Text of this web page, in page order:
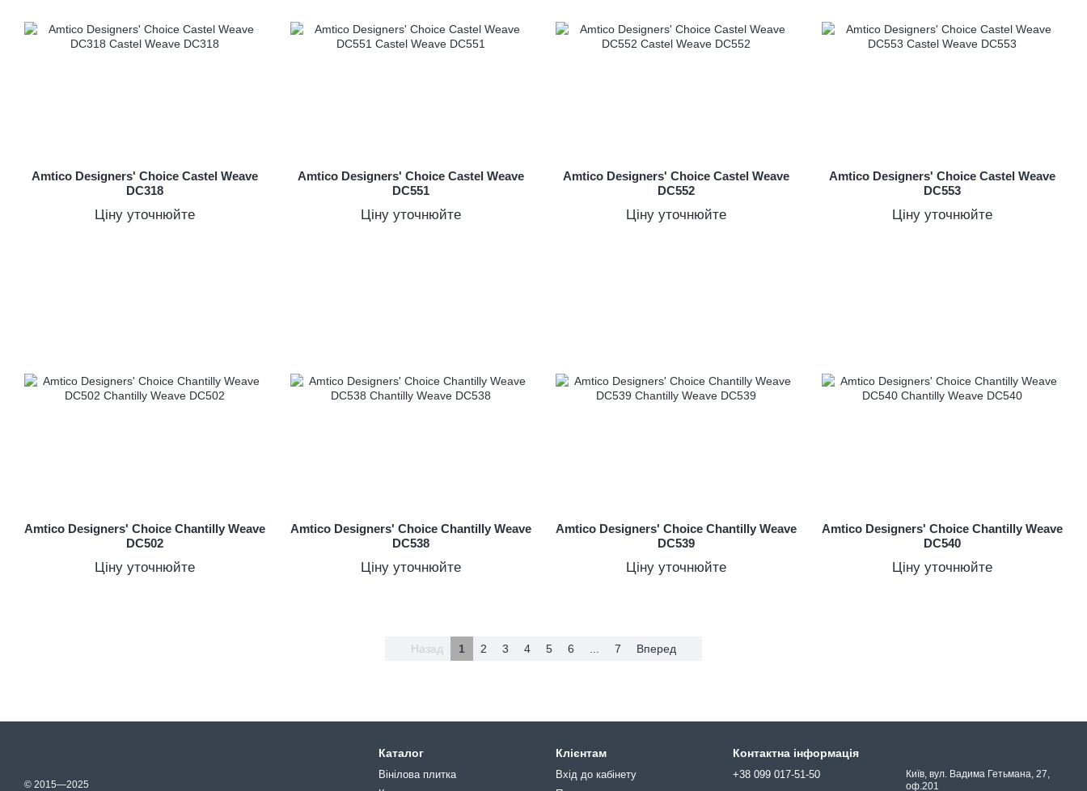
Amtico Designers' Choice Castel Weave
DC318
Ціну уточнюйте
Amtico Designers' Choice Castel Weave
DC551
Ціну уточнюйте
Amtico Designers' Choice Castel Weave
DC552
Ціну уточнюйте
Amtico Designers' Choice Castel Weave
DC553
Ціну уточнюйте
Amtico Designers' Choice Chantilly Weave
DC502
Ціну уточнюйте
Amtico Designers' Choice Chantilly Weave
DC538
Ціну уточнюйте
Amtico Designers' Choice Chantilly Weave
DC539
Ціну уточнюйте
Amtico Designers' Choice Chantilly Weave
DC540
Ціну уточнюйте
Назад 1 2 3 4 5 6 7 Вперед
© 2015—2025
Каталог
Вінілова плитка
Клієнтам
Вхід до кабінету
Контактна інформація
+38 099 017-51-50
Київ, вул. Вадима Гетьмана, 27,
оф.201